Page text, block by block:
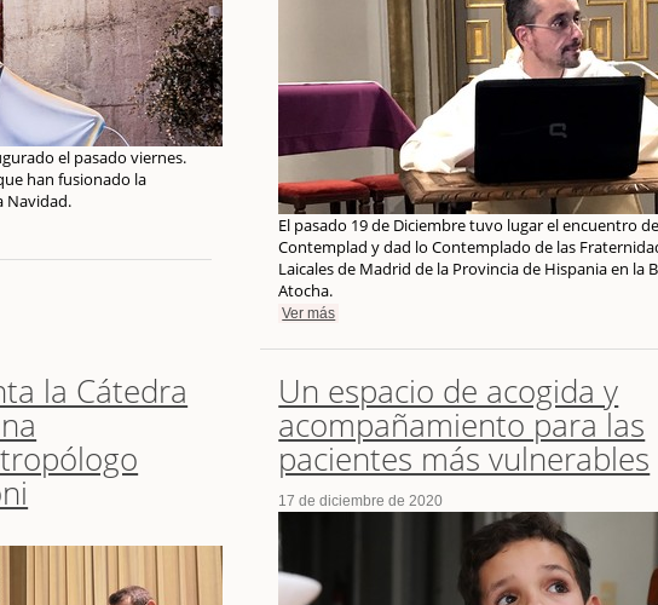
el pasado viernes.
han fusionado la
Navidad.
El pasado 19 de Diciembre tuvo lugar el encuentro
Contemplad y dad lo Contemplado de las
Laicales de Madrid de la Provincia de Hispania en la
Atocha.
Ver más
la Cátedra Un espacio de acogida y
acompañamiento para las
pacientes más vulnerables
17 de diciembre de 2020